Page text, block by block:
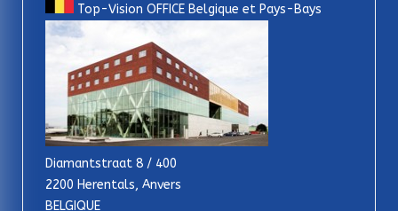
Top-Vision OFFICE Belgique et Pays-Bays
Diamantstraat 8 / 400
2200 Herentals, Anvers
BELGIQUE